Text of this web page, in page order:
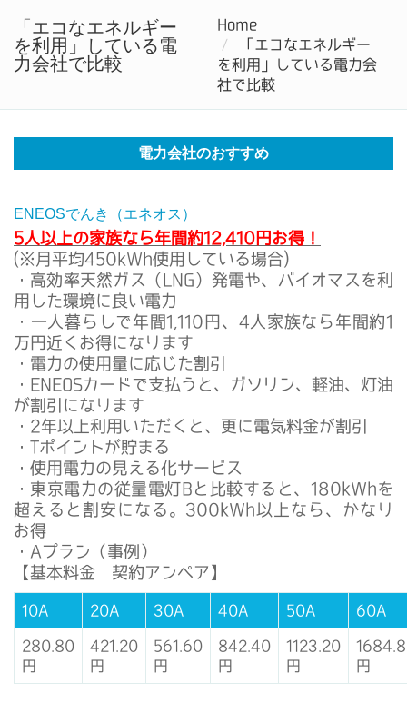
電力自由化で電気料金をお得にするなら電力会社を比較しよう
「エコなエネルギー
を利用」している電
力会社で比較
Home
「エコなエネルギー
を利用」している電力会
社で比較
電力会社のおすすめ
ENEOSでんき（エネオス）
5人以上の家族なら年間約12,410円お得！
(※月平均450kWh使用している場合)
・高効率天然ガス（LNG）発電や、バイオマスを利
用した環境に良い電力
・一人暮らしで年間1,110円、4人家族なら年間約1
万円近くお得になります
・電力の使用量に応じた割引
・ENEOSカードで支払うと、ガソリン、軽油、灯油
が割引になります
・2年以上利用いただくと、更に電気料金が割引
・Tポイントが貯まる
・使用電力の見える化サービス
・東京電力の従量電灯Bと比較すると、180kWhを
超えると割安になる。300kWh以上なら、かなり
お得
・Aプラン（事例）
【基本料金 契約アンペア】
10A 20A 30A 40A 50A 60A
280.80
円
421.20
円
561.60
円
842.40
円
1123.20
円
円